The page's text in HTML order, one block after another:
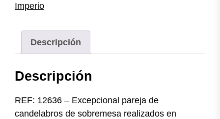
cantidad
Imperio
Descripción
Descripción
REF: 12636 – Excepcional pareja de
candelabros de sobremesa realizados en